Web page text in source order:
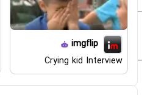
imgflip
Crying kid Interview